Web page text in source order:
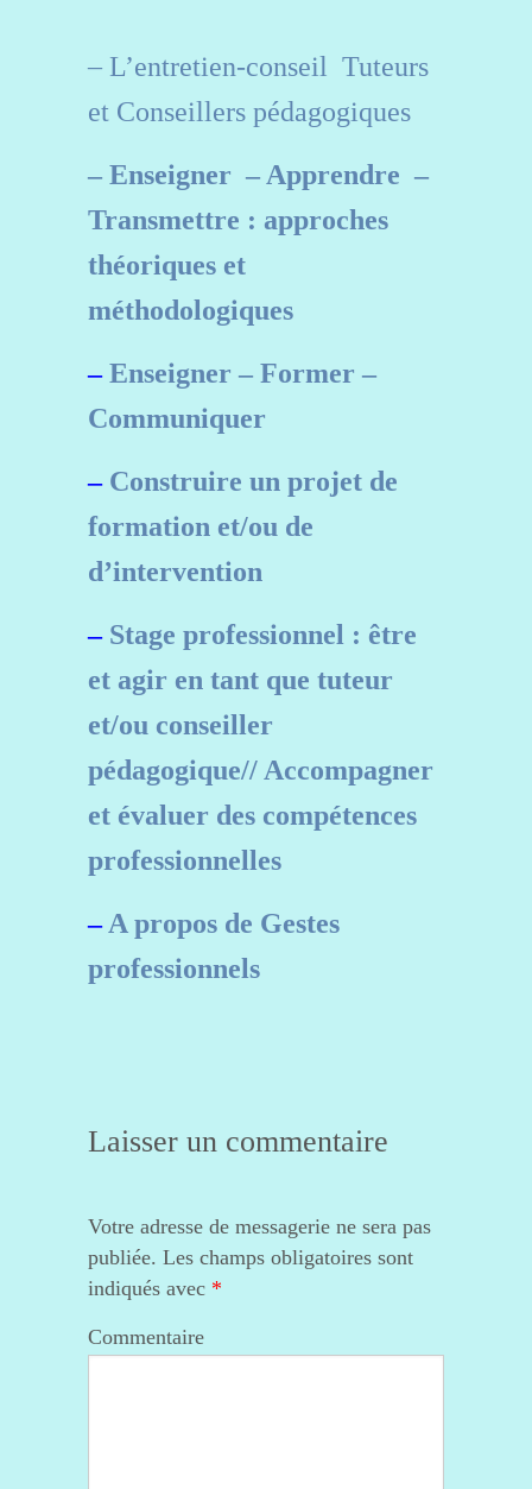
– L’entretien-conseil Tuteurs
et Conseillers pédagogiques
– Enseigner – Apprendre –
Transmettre : approches
théoriques et
méthodologiques
–Enseigner – Former –
Communiquer
– Construire un projet de
formation et/ou de
d’intervention
– Stage professionnel : être
et agir en tant que tuteur
et/ou conseiller
pédagogique// Accompagner
et évaluer des compétences
professionnelles
–A propos de Gestes
professionnels
Laisser un commentaire
Votre adresse de messagerie ne sera pas
publiée. Les champs obligatoires sont
indiqués avec *
Commentaire